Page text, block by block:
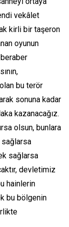
vekâlet
kirli bir taşeron
oyunun
bu terör
sonuna kadar
kazanacağız.
olsun, bunlara
sağlarsa
devletimiz
hainlerin
bu bölgenin